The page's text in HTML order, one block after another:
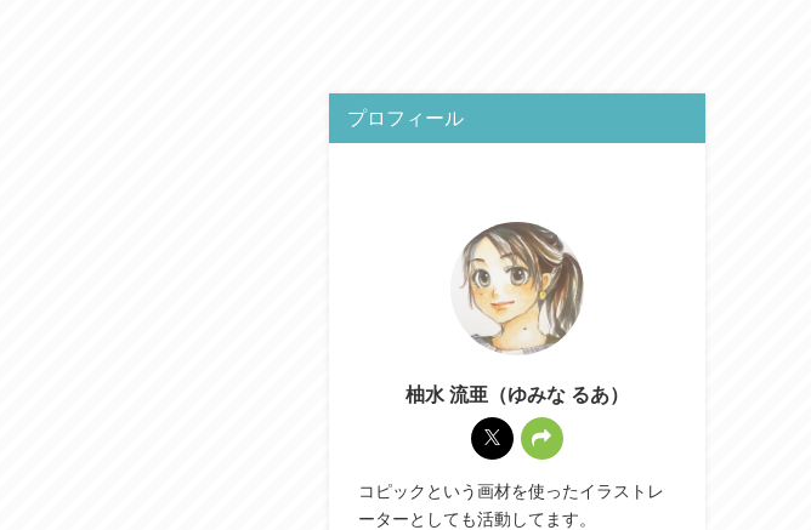
プロフィール
柚水 流亜（ゆみな るあ）
コピックという画材を使ったイラストレ
ーターとしても活動してます。